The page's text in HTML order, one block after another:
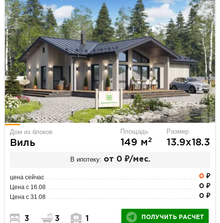
Дом из блоков
Виль
Площадь
149 м2
Размер
13.9х18.3
В ипотеку: от 0 ₽/мес.
цена сейчас 0 ₽
Цена с 16.08 0 ₽
Цена с 31.08 0 ₽
3 3 1 ПОЛУЧИТЬ РАСЧЕТ